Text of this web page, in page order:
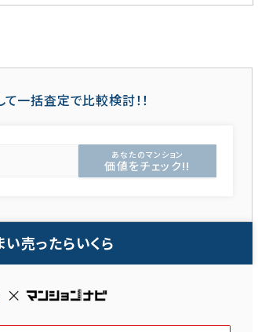
一括査定で比較検討！！
あなたのマンション
価値をチェック!!
売ったらいくら